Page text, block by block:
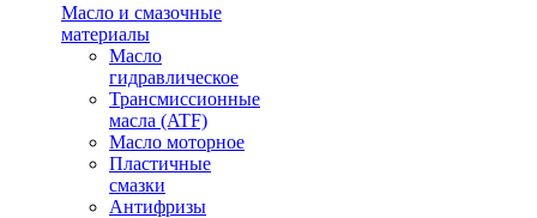
Масло и смазочные
материалы
Масло
гидравлическое
Трансмиссионные
масла (ATF)
Масло моторное
Пластичные
смазки
Антифризы